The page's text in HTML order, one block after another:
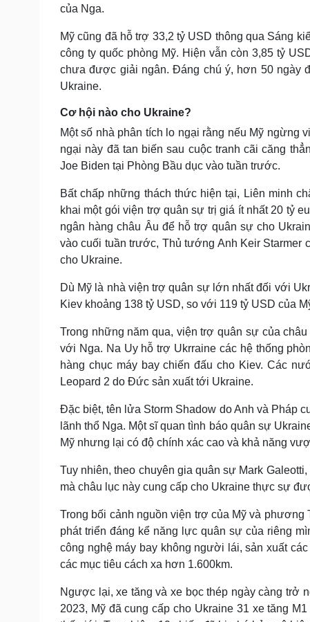
của Nga.
Mỹ cũng đã hỗ trợ 33,2 tỷ USD thông qua Sáng
công ty quốc phòng Mỹ. Hiện vẫn còn 3,85 tỷ
chưa được giải ngân. Đáng chú ý, hơn 50 ngày
Ukraine.
Cơ hội nào cho Ukraine?
Một số nhà phân tích lo ngại rằng nếu Mỹ ngừng
ngại này đã tan biến sau cuộc tranh cãi căng
Joe Biden tại Phòng Bầu dục vào tuần trước.
Bất chấp những thách thức hiện tại, Liên minh
khai một gói viện trợ quân sự trị giá ít nhất 20 tỷ
ngân hàng châu Âu để hỗ trợ quân sự cho
vào cuối tuần trước, Thủ tướng Anh Keir Starmer
cho Ukraine.
Dù Mỹ là nhà viện trợ quân sự lớn nhất đối với
Kiev khoảng 138 tỷ USD, so với 119 tỷ USD của
Trong những năm qua, viện trợ quân sự của
với Nga. Na Uy hỗ trợ Ukrraine các hệ thống
hàng chục máy bay chiến đấu cho Kiev. Các
Leopard 2 do Đức sản xuất tới Ukraine.
Đặc biệt, tên lửa Storm Shadow do Anh và Pháp
lãnh thổ Nga. Một sĩ quan tình báo quân sự
Mỹ nhưng lại có độ chính xác cao và khả năng
Tuy nhiên, theo chuyên gia quân sự Mark
mà châu lục này cung cấp cho Ukraine thực sự
Trong bối cảnh nguồn viện trợ của Mỹ và
phát triển đáng kể năng lực quân sự của riêng
công nghệ máy bay không người lái, sản xuất
các mục tiêu cách xa hơn 1.600km.
Ngược lại, xe tăng và xe bọc thép ngày càng trở
2023, Mỹ đã cung cấp cho Ukraine 31 xe tăng